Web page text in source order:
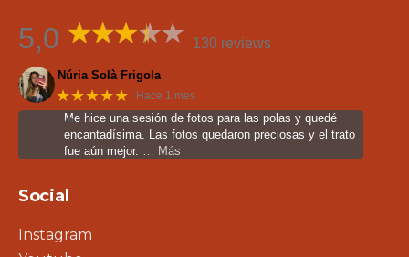
5,0 130 reviews
Núria Solà Frigola
★★★★★ Hace 1 mes
Me hice una sesión de fotos para las polas y quedé
encantadísima. Las fotos quedaron preciosas y el trato
fue aún mejor.
… Más
Social
Instagram